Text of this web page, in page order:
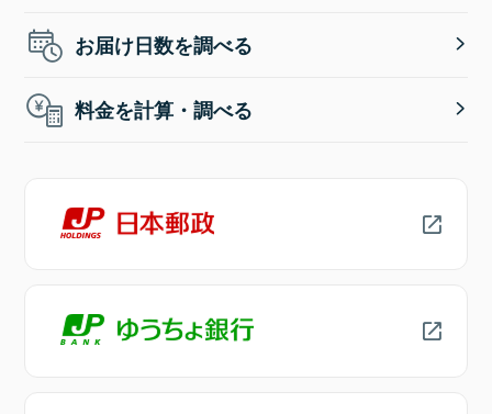
お届け日数を調べる
料金を計算・調べる